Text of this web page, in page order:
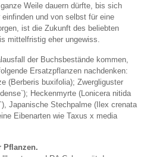
Weile dauern dürfte, bis sich
und von selbst für eine
ist die Zukunft des beliebten
mittelfristig eher ungewiss.
der Buchsbestände kommen,
Ersatzpflanzen nachdenken:
(Berberis buxifolia); Zwergliguster
Heckenmyrte (Lonicera nitida
Japanische Stechpalme (Ilex crenata
Eibenarten wie Taxus x media
Pflanzen.